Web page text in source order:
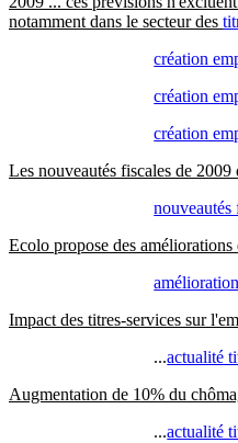
notamment dans le secteur des
création
création
création
Les nouveautés fiscales de 2009
nouveautés
Ecolo propose des
Impact des titres-services sur
...actualité
Augmentation de 10% du
...actualité